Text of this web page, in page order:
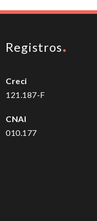
Registros
Creci
121.187-F
CNAI
010.177